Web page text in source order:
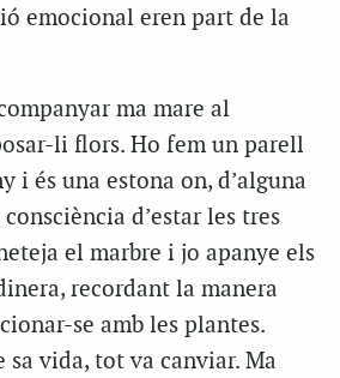
emocional eren part de la
ma mare al
li flors. Ho fem un parell
i és una estona on, d’alguna
d’estar les tres
el marbre i jo apanye els
recordant la manera
se amb les plantes.
sa vida, tot va canviar. Ma